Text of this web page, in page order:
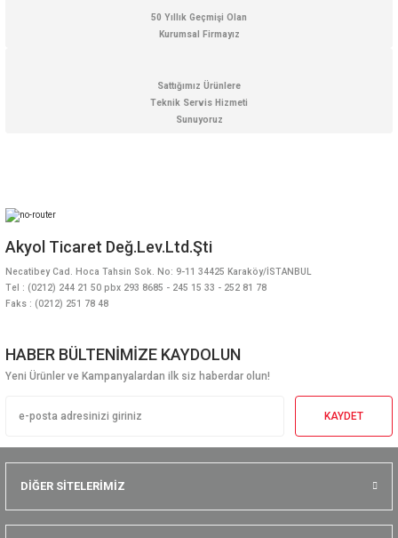
50 Yıllık Geçmişi Olan
Kurumsal Firmayız
Sattığımız Ürünlere
Teknik Servis Hizmeti
Sunuyoruz
Akyol Ticaret Değ.Lev.Ltd.Şti
Necatibey Cad. Hoca Tahsin Sok. No: 9-11 34425 Karaköy/İSTANBUL
Tel : (0212) 244 21 50 pbx 293 8685 - 245 15 33 - 252 81 78
Faks : (0212) 251 78 48
HABER BÜLTENİMİZE KAYDOLUN
Yeni Ürünler ve Kampanyalardan ilk siz haberdar olun!
KAYDET
DİĞER SİTELERİMİZ